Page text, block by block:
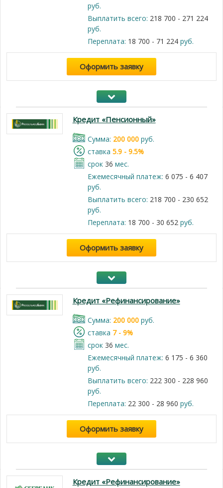
руб.
Выплатить всего: 218 700 - 271 224
руб.
Переплата: 18 700 - 71 224руб.
Оформить заявку
Кредит «Пенсионный»
Cумма: 200 000руб.
cтавка 5.9 - 9.5%
срок 36 мес.
Ежемесячный платеж: 6 075 - 6 407
руб.
Выплатить всего: 218 700 - 230 652
руб.
Переплата: 18 700 - 30 652руб.
Оформить заявку
Кредит «Рефинансирование»
Cумма: 200 000руб.
cтавка 7 - 9%
срок 36 мес.
Ежемесячный платеж: 6 175 - 6 360
руб.
Выплатить всего: 222 300 - 228 960
руб.
Переплата: 22 300 - 28 960 руб.
Оформить заявку
Кредит «Рефинансирование»